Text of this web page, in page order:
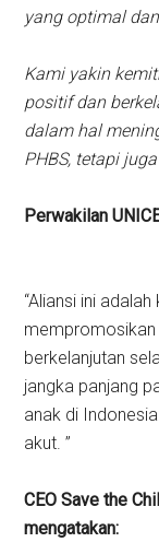
yang optimal
Kami yakin
positif dan
dalam hal
PHBS, tetapi
Perwakilan
“Aliansi ini
mempromosikan
berkelanjutan
jangka panjang
anak di
akut. ”
CEO Save the
mengatakan: